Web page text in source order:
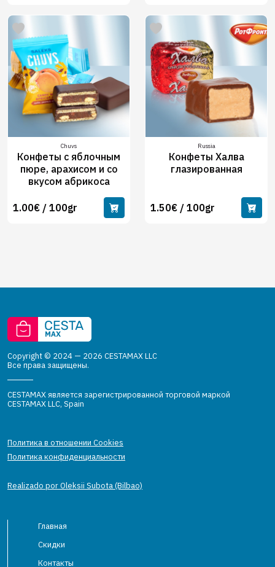
Chuvs
Конфеты с яблочным
пюре, арахисом и со
вкусом абрикоса
1.00€ / 100gr
Russia
Конфеты Халва
глазированная
1.50€ / 100gr
Copyright © 2024 — 2026 CESTAMAX LLC
Все права защищены.
CESTAMAX является зарегистрированной торговой маркой
CESTAMAX LLC, Spain
Политика в отношении Cookies
Политика конфиденциальности
Realizado por Oleksii Subota (Bilbao)
Главная
Скидки
Контакты